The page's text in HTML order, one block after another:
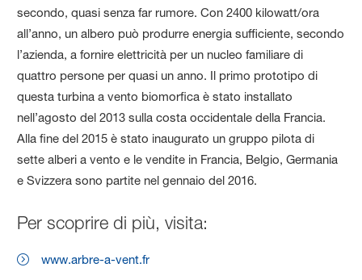
secondo, quasi senza far rumore. Con 2400 kilowatt/ora
all’anno, un albero può produrre energia sufficiente, secondo
l’azienda, a fornire elettricità per un nucleo familiare di
quattro persone per quasi un anno. Il primo prototipo di
questa turbina a vento biomorfica è stato installato
nell’agosto del 2013 sulla costa occidentale della Francia.
Alla fine del 2015 è stato inaugurato un gruppo pilota di
sette alberi a vento e le vendite in Francia, Belgio, Germania
e Svizzera sono partite nel gennaio del 2016.
Per scoprire di più, visita:
www.arbre-a-vent.fr